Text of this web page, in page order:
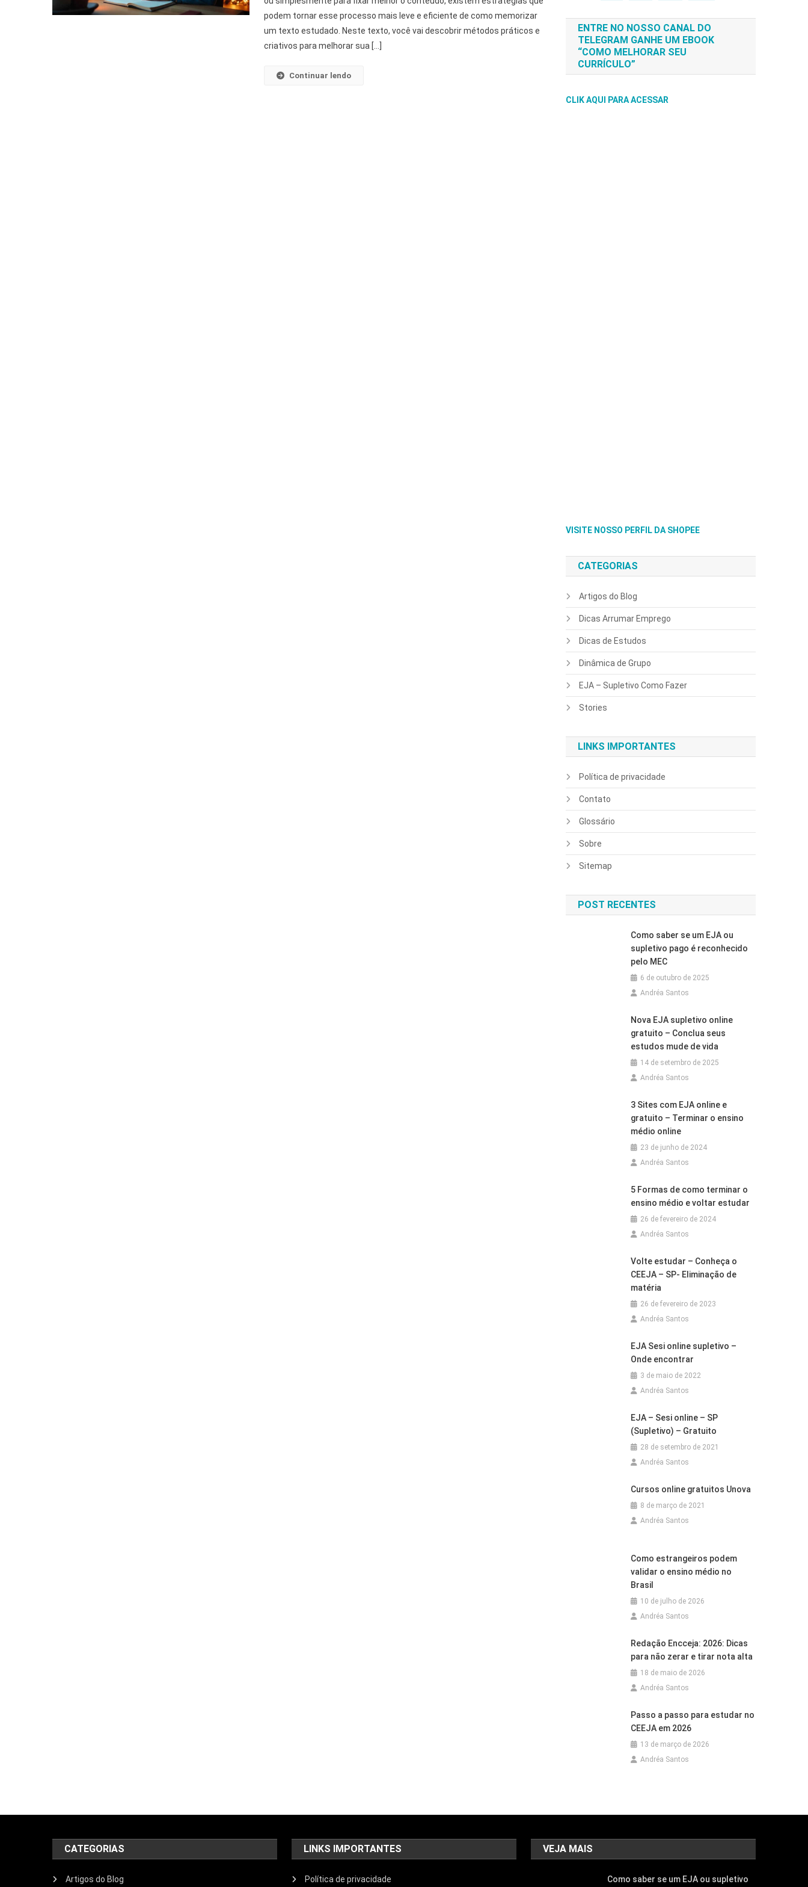
podem tornar esse processo mais leve e eficiente de como memorizar
um texto estudado. Neste texto, você vai descobrir métodos práticos e
criativos para melhorar sua […]
Continuar lendo
ENTRE NO NOSSO CANAL DO
TELEGRAM GANHE UM EBOOK
“COMO MELHORAR SEU
CURRÍCULO”
CLIK AQUI PARA ACESSAR
VISITE NOSSO PERFIL DA SHOPEE
CATEGORIAS
Artigos do Blog
Dicas Arrumar Emprego
Dicas de Estudos
Dinâmica de Grupo
EJA – Supletivo Como Fazer
Stories
LINKS IMPORTANTES
Política de privacidade
Contato
Glossário
Sobre
Sitemap
POST RECENTES
Como saber se um EJA ou
supletivo pago é reconhecido
pelo MEC
6 de outubro de 2025
Andréa Santos
Nova EJA supletivo online
gratuito – Conclua seus
estudos mude de vida
14 de setembro de 2025
Andréa Santos
3 Sites com EJA online e
gratuito – Terminar o ensino
médio online
23 de junho de 2024
Andréa Santos
5 Formas de como terminar o
ensino médio e voltar estudar
26 de fevereiro de 2024
Andréa Santos
Volte estudar – Conheça o
CEEJA – SP- Eliminação de
matéria
26 de fevereiro de 2023
Andréa Santos
EJA Sesi online supletivo –
Onde encontrar
3 de maio de 2022
Andréa Santos
EJA – Sesi online – SP
(Supletivo) – Gratuito
28 de setembro de 2021
Andréa Santos
Cursos online gratuitos Unova
8 de março de 2021
Andréa Santos
Como estrangeiros podem
validar o ensino médio no
Brasil
10 de julho de 2026
Andréa Santos
Redação Encceja: 2026: Dicas
para não zerar e tirar nota alta
18 de maio de 2026
Andréa Santos
Passo a passo para estudar no
CEEJA em 2026
13 de março de 2026
Andréa Santos
CATEGORIAS
Artigos do Blog
LINKS IMPORTANTES
Política de privacidade
VEJA MAIS
Como saber se um EJA ou supletivo